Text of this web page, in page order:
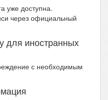
уже доступна.
через официальный
для иностранных
с необходимым